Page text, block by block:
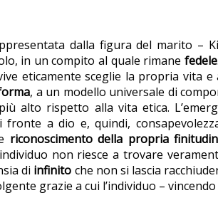
dalla figura del marito –
in un compito al quale rimane fedele
eticamente sceglie la propria vita
, a un modello universale di
alto rispetto alla vita etica.
fronte a dio e, quindi,
riconoscimento della propria
non riesce a trovare
di infinito che non si lascia
grazie a cui l’individuo –